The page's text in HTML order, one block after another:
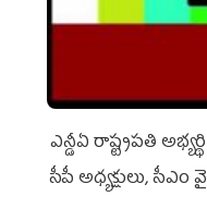
ఎన్డీఏ రాష్ట్ర‌ప‌తి
సీపీ అధ్య‌క్షులు,